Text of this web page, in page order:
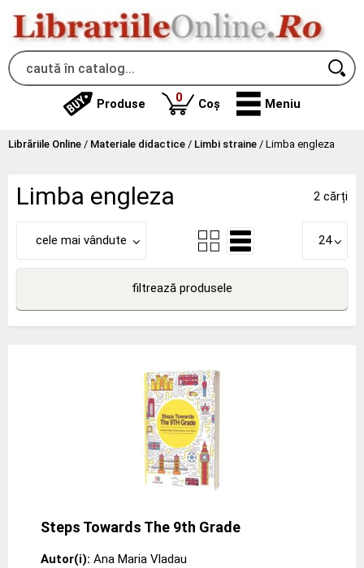
Produse 0produse
Coș Meniu
Librăriile Online / Materiale didactice / Limbi straine / Limba engleza
Limba engleza 2 cărți
cele mai vândute 24
filtrează produsele
Steps Towards The 9th Grade
Autor(i): Ana Maria Vladau